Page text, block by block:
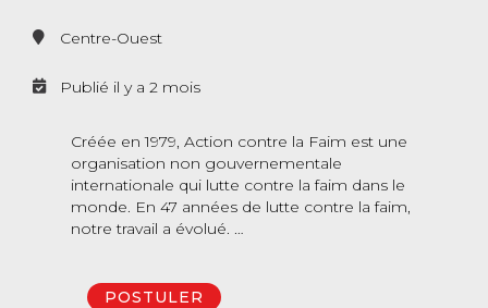
Centre-Ouest
Publié il y a 2 mois
Créée en 1979, Action contre la Faim est une
organisation non gouvernementale
internationale qui lutte contre la faim dans le
monde. En 47 années de lutte contre la faim,
notre travail a évolué. …
POSTULER